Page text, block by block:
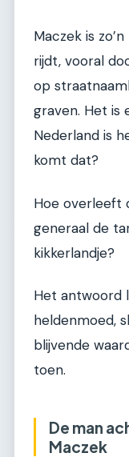
Maczek is
rijdt, vooral
op
graven. Het is
Nederland is
komt dat?
Hoe overleeft
generaal de
kikkerlandje?
Het antwoord
heldenmoed,
blijvende
toen.
De man
Maczek